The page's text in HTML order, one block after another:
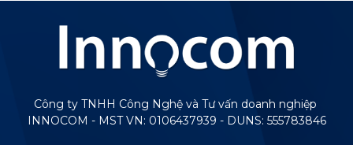
Công ty TNHH Công Nghệ và Tư vấn doanh nghiệp
INNOCOM - MST VN: 0106437939 - DUNS: 555783846